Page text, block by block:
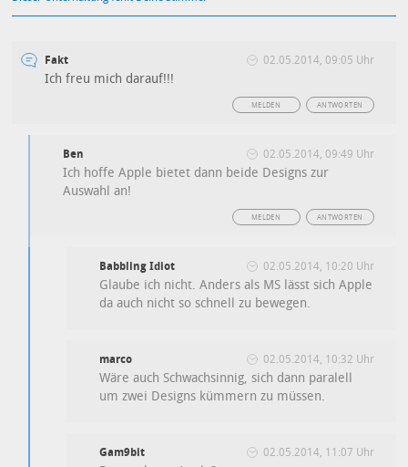
Fakt 02.05.2014, 09:05 Uhr
Ich freu mich darauf!!!
ANTWORTEN
MELDEN
Ben 02.05.2014, 09:49 Uhr
Ich hoffe Apple bietet dann beide Designs zur
Auswahl an!
ANTWORTEN
MELDEN
Babbling Idiot 02.05.2014, 10:20 Uhr
Glaube ich nicht. Anders als MS lässt sich Apple
da auch nicht so schnell zu bewegen.
marco 02.05.2014, 10:32 Uhr
Wäre auch Schwachsinnig, sich dann paralell
um zwei Designs kümmern zu müssen.
Gam9bit 02.05.2014, 11:07 Uhr